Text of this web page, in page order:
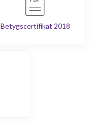
Betygscertifikat 2018